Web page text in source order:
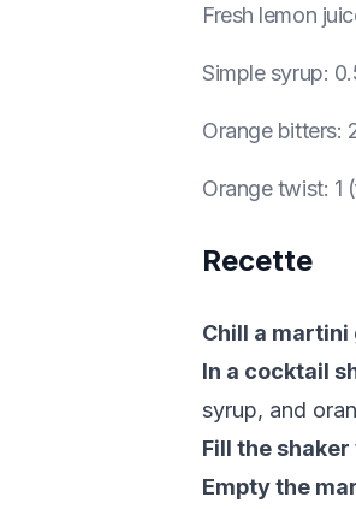
Fresh lemon
Simple syrup:
Orange bitters:
Orange twist: 1
Recette
Chill a martini
In a cocktail
syrup, and
Fill the
Empty the